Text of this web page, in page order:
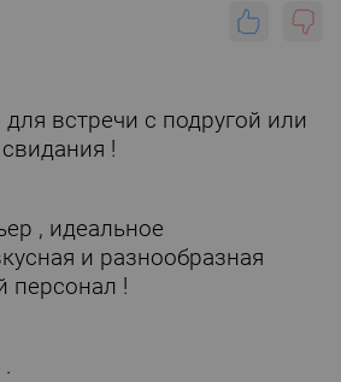
встречи с подругой или
!
, идеальное
и разнообразная
персонал !